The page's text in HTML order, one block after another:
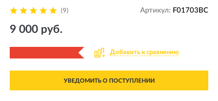
(9) Артикул: F01703BC
9 000 руб.
Добавить к сравнению
УВЕДОМИТЬ О ПОСТУПЛЕНИИ